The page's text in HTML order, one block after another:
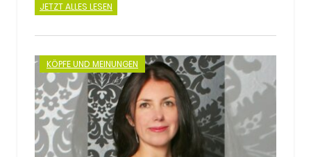
JETZT ALLES LESEN
KÖPFE UND MEINUNGEN